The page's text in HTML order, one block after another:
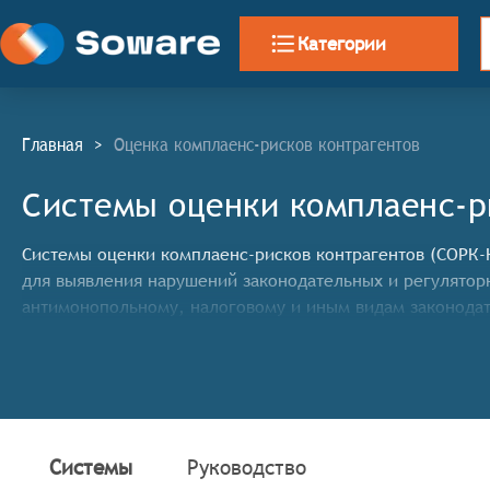
Категории
Главная > Оценка комплаенс-рисков контрагентов
Системы оценки комплаенс-
Системы оценки комплаенс-рисков контрагентов
для выявления нарушений законодательных и
антимонопольному, налоговому и иным видам
Системы Руководство